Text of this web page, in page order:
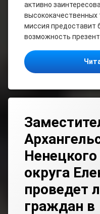
активно
высококачественных
миссия предоставит
возможность
округа
проведет
граждан в